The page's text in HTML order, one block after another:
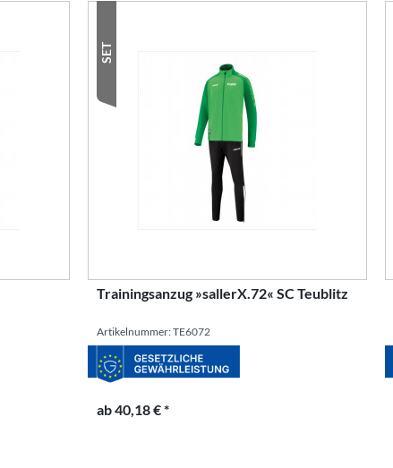
SET
Trainingsanzug »sallerX.72« SC Teublitz
Artikelnummer: TE6072
ab 40,18 € *